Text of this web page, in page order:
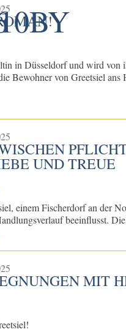
in Düsseldorf und wird
Bewohner von Greetsiel ans
UND TREUE
einem Fischerdorf an der
beeinflusst.
MIT